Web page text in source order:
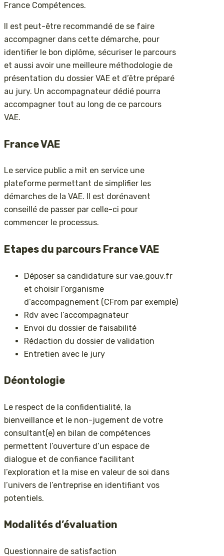
France Compétences.
Il est peut-être recommandé de se faire
accompagner dans cette démarche, pour
identifier le bon diplôme, sécuriser le parcours
et aussi avoir une meilleure méthodologie de
présentation du dossier VAE et d’être préparé
au jury. Un accompagnateur dédié pourra
accompagner tout au long de ce parcours
VAE.
France VAE
Le service public a mit en service une
plateforme permettant de simplifier les
démarches de la VAE. Il est dorénavent
conseillé de passer par celle-ci pour
commencer le processus.
Etapes du parcours France VAE
Déposer sa candidature sur vae.gouv.fr
et choisir l’organisme
d’accompagnement (CFrom par exemple)
Rdv avec l’accompagnateur
Envoi du dossier de faisabilité
Rédaction du dossier de validation
Entretien avec le jury
Déontologie
Le respect de la confidentialité, la
bienveillance et le non-jugement de votre
consultant(e) en bilan de compétences
permettent l’ouverture d’un espace de
dialogue et de confiance facilitant
l’exploration et la mise en valeur de soi dans
l’univers de l’entreprise en identifiant vos
potentiels.
Modalités d’évaluation
Questionnaire de satisfaction